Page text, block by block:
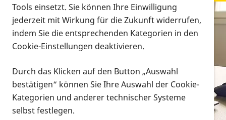
Infomaterial
Infomaterial
Vorlesen
Alle Infomaterialien in verschiedenen
Formaten an einem Ort
Tools einsetzt. Sie können Ihre Einwilligung
jederzeit mit Wirkung für die Zukunft widerrufen,
indem Sie die entsprechenden Kategorien in den
Cookie-Einstellungen deaktivieren.
Durch das Klicken auf den Button „Auswahl
bestätigen“ können Sie Ihre Auswahl der Cookie-
Kategorien und anderer technischer Systeme
selbst festlegen.